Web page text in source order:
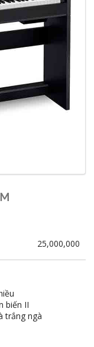
25,000,000
biến II
trắng ngà